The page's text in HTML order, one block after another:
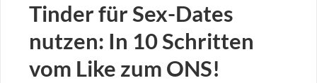
Tinder für Sex-Dates
nutzen: In 10 Schritten
vom Like zum ONS!